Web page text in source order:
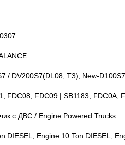
/ DV200S7(DL08, T3), New-
FDC08, FDC09 | SB1183; FDC0A,
с ДВС / Engine Powered Trucks
DIESEL, Engine 10 Ton DIESEL,